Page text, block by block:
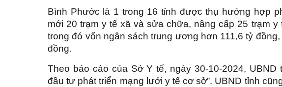
Bình Phước là 1 trong 16 tỉnh được thụ hưởng hợp
mới 20 trạm y tế xã và sửa chữa, nâng cấp 25 trạm
trong đó vốn ngân sách trung ương hơn 111,6 tỷ
đồng.
Theo báo cáo của Sở Y tế, ngày 30-10-2024,
đầu tư phát triển mạng lưới y tế cơ sở”. UBND tỉnh